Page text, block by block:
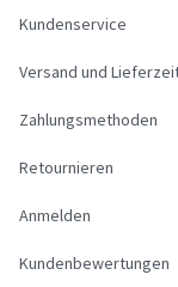
Kundenservice
Versand und
Zahlungsmethoden
Retournieren
Anmelden
Kundenbewertungen